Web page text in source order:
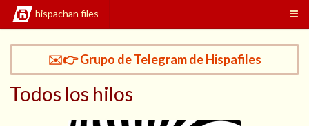
hispachan files
✉️👉 Grupo de Telegram de Hispafiles
Todos los hilos